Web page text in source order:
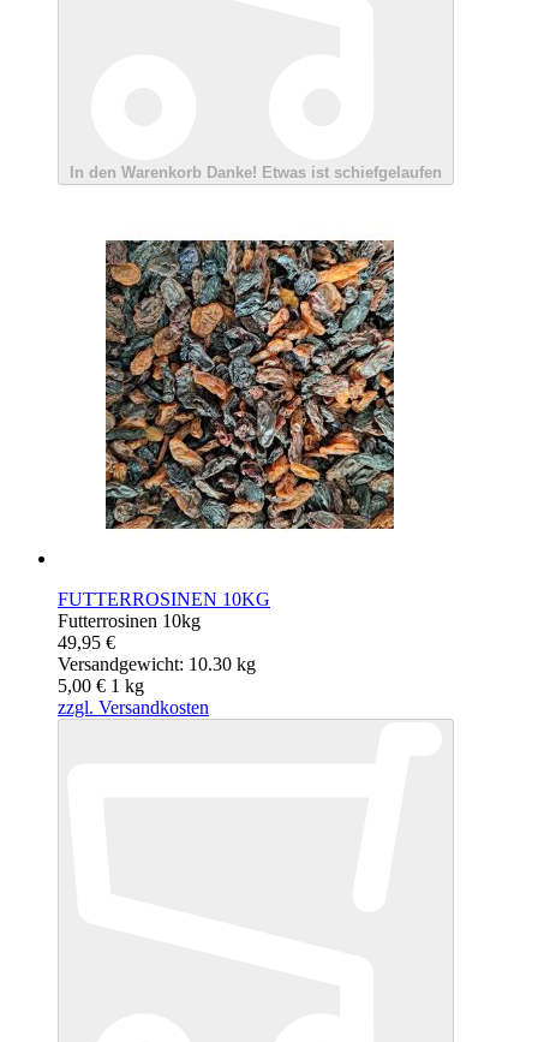
In den Warenkorb Danke! Etwas ist schiefgelaufen
FUTTERROSINEN 10KG
Futterrosinen 10kg
49,95 €
Versandgewicht: 10.30 kg
5,00 € 1 kg
zzgl. Versandkosten